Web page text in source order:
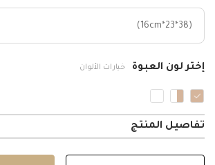
(38*23*16cm)
إختر لون العبوة خيارات الألوان
تفاصيل المنتج